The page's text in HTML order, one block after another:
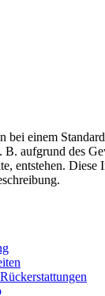
bei einem
B. aufgrund des
entstehen. Diese